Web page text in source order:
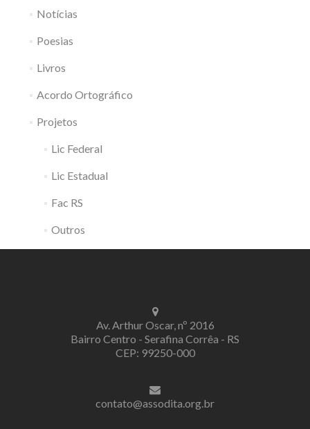
Notícias
Poesias
Livros
Acordo Ortográfico
Projetos
Lic Federal
Lic Estadual
Fac RS
Outros
Av. Arthur Oscar, nº 2016
Bairro Centro - Serafina Corrêa - RS
CEP: 99250-000
contato@assodita.org.br